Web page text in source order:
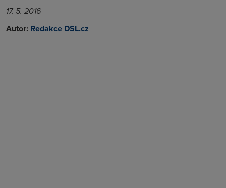
17. 5. 2016
Autor: Redakce DSL.cz